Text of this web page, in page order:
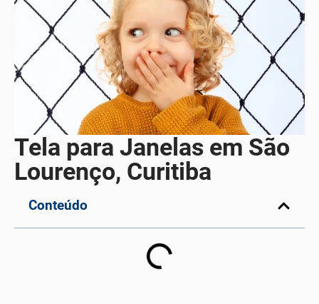
Tela para Janelas em São
Lourenço, Curitiba
Conteúdo